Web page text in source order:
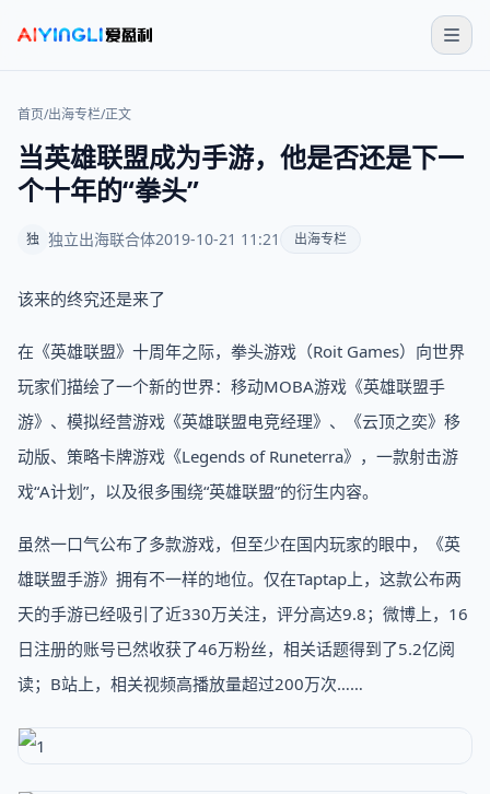
首页/出海专栏/正文
当英雄联盟成为手游，他是否还是下一
个十年的“拳头”
独 独立出海联合体2019-10-21 11:21 出海专栏
该来的终究还是来了
在《英雄联盟》十周年之际，拳头游戏（Roit Games）向世界
玩家们描绘了一个新的世界：移动MOBA游戏《英雄联盟手
游》、模拟经营游戏《英雄联盟电竞经理》、《云顶之奕》移
动版、策略卡牌游戏《Legends of Runeterra》，一款射击游
戏“A计划”，以及很多围绕“英雄联盟”的衍生内容。
虽然一口气公布了多款游戏，但至少在国内玩家的眼中，《英
雄联盟手游》拥有不一样的地位。仅在Taptap上，这款公布两
天的手游已经吸引了近330万关注，评分高达9.8；微博上，16
日注册的账号已然收获了46万粉丝，相关话题得到了5.2亿阅
读；B站上，相关视频高播放量超过200万次……